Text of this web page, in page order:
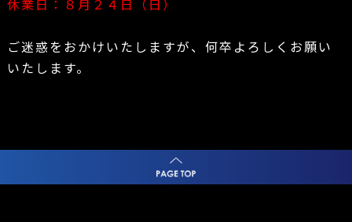
休業日：８月２４日（日）
ご迷惑をおかけいたしますが、何卒よろしくお願い
いたします。